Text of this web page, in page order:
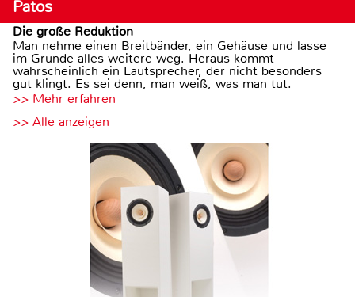
Patos
Die große Reduktion
Man nehme einen Breitbänder, ein Gehäuse und lasse
im Grunde alles weitere weg. Heraus kommt
wahrscheinlich ein Lautsprecher, der nicht besonders
gut klingt. Es sei denn, man weiß, was man tut.
>> Mehr erfahren
>> Alle anzeigen